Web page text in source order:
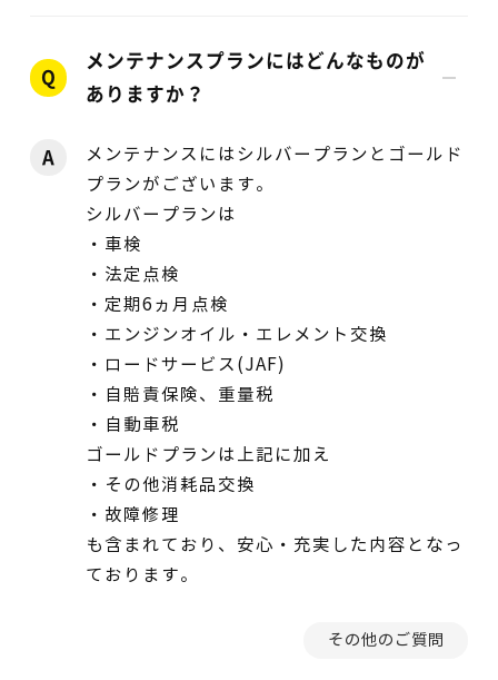
Q
メンテナンスプランにはどんなものが
ありますか？
A
メンテナンスにはシルバープランとゴールド
プランがございます。
シルバープランは
・車検
・法定点検
・定期6ヵ月点検
・エンジンオイル・エレメント交換
・ロードサービス(JAF)
・自賠責保険、重量税
・自動車税
ゴールドプランは上記に加え
・その他消耗品交換
・故障修理
も含まれており、安心・充実した内容となっ
ております。
その他のご質問